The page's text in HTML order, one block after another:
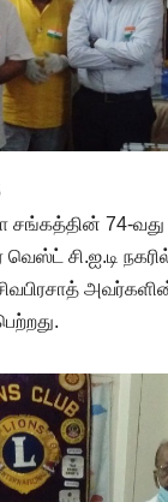
74-வது
வெஸ்ட் சி.ஐ.டி